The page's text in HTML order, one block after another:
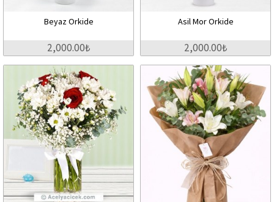
Beyaz Orkide
2,000.00₺
Asil Mor Orkide
2,000.00₺